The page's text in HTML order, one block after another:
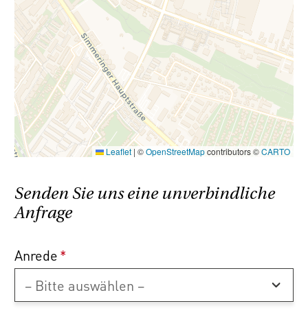
Renderings: Symbolic images (c) bildraum.at
Wir weisen darauf hin, dass zwischen dem
Vermittler und dem zu vermittelnden Dritten
ein familiäres oder wirtschaftliches
Naheverhältnis besteht.
Der Vermittler ist als Doppelmakler tätig.
Leaflet | ©OpenStreetMapcontributors ©CARTO
Senden Sie uns eine unverbindliche
Anfrage
Anrede*